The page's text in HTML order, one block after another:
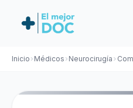
Inicio Médicos Neurocirugía